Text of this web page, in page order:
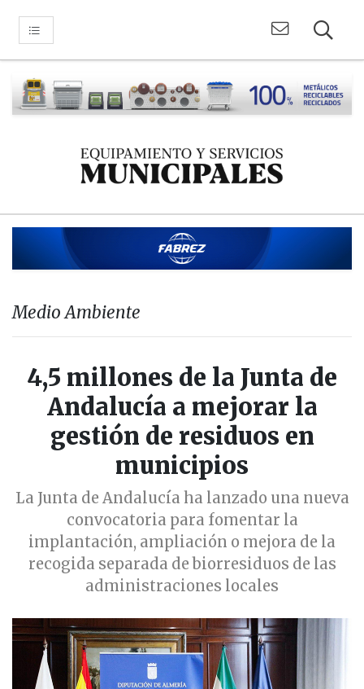
Medio Ambiente
4,5 millones de la Junta de
Andalucía a mejorar la
gestión de residuos en
municipios
La Junta de Andalucía ha lanzado una nueva
convocatoria para fomentar la
implantación, ampliación o mejora de la
recogida separada de biorresiduos de las
administraciones locales